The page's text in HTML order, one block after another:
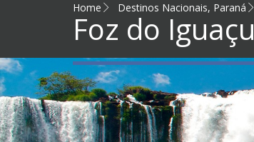
Home Destinos Nacionais, Paraná
Foz do Iguaçu